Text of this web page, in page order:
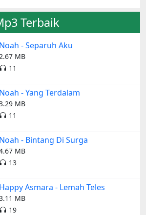
Terbaik
Noah - Separuh Aku
2.67 MB
11
Noah - Yang Terdalam
MB
11
Noah - Bintang Di Surga
MB
13
Happy Asmara - Lemah Teles
MB
19